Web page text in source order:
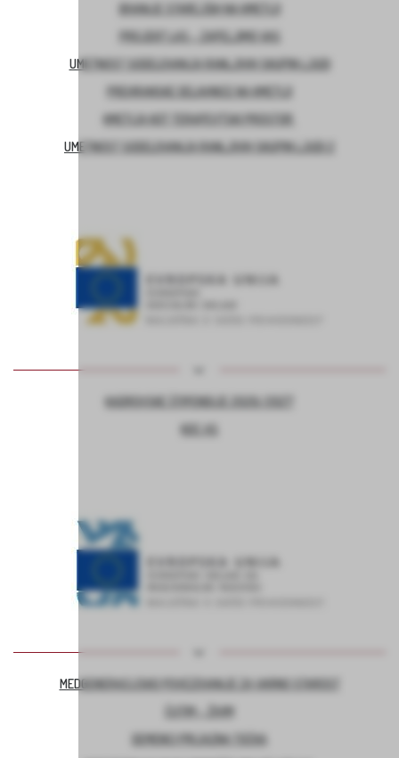
BIVANJE STAREJŠIH NA KMETIJI
PROJEKT LAS – ZAPELJIMO VAS
UMETNOST SODELOVANJA RANLJIVIH SKUPIN LJUDI
PREHRANSKE DELAVNICE NA KMETIJI
KMETIJA KOT TERAPEVTSKI PROSTOR
UMETNOST SODELOVANJA RANLJIVIH SKUPIN LJUDI 2
KADROVSKE ŠTIPENDIJE 2026/2027
KOC AS
MEDGENERACIJSKO POVEZOVANJE ZA VARNO STAROST
ČUTIM – ŽIVIM
DEMENCI PRIJAZNA TOČKA